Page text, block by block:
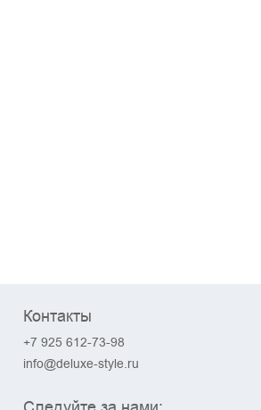
Контакты
+7 925 612-73-98
info@deluxe-style.ru